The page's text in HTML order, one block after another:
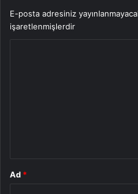
E-posta adresiniz
işaretlenmişlerdir
Ad *